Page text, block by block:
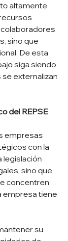
altamente
sino que
De esta
siga siendo
externalizan
del REPSE
empresas
con la
legislación
sino que
concentren
empresa tiene
su